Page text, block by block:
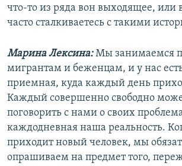
что-то из ряда вон выходящее, или
часто сталкиваетесь с такими
Марина Лексина:Мы занимаемся
мигрантам и беженцам, и у нас
приемная, куда каждый день
Каждый совершенно свободно
поговорить с нами о своих
каждодневная наша реальность.
приходит новый человек, мы
опрашиваем на предмет того,